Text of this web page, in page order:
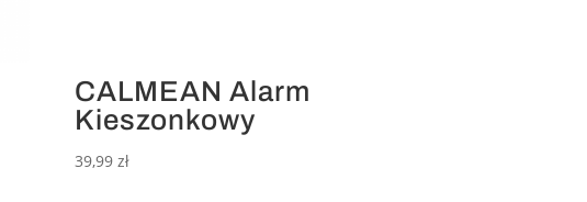
CALMEAN Alarm
Kieszonkowy
39,99zł